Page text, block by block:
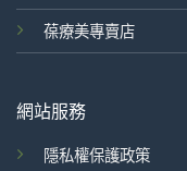
葆療美專賣店
網站服務
隱私權保護政策